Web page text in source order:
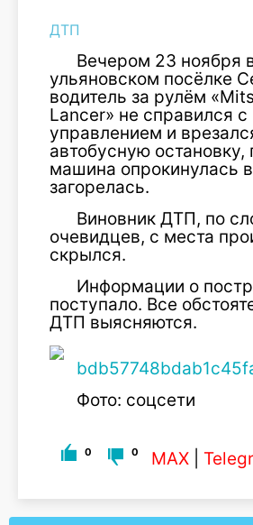
ДТП
Вечером 23 ноября
ульяновском посёлке
водитель за рулём
Lancer» не справился с
управлением и
автобусную остановку,
машина опрокинулась
загорелась.
Виновник ДТП, по
очевидцев, с места
скрылся.
Информации о
поступало. Все
ДТП выясняются.
Фото: соцсети
0 0 MAX